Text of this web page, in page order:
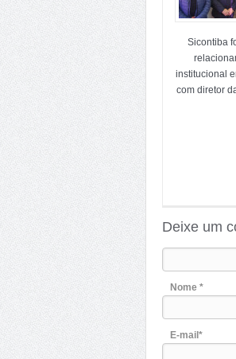
Sicontiba
institucional
com diretor
Deixe um
Nome *
E-mail*